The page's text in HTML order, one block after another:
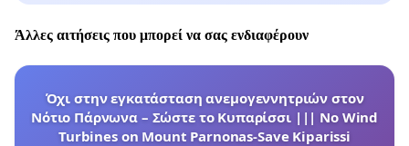
Άλλες αιτήσεις που μπορεί να σας ενδιαφέρουν
Όχι στην εγκατάσταση ανεμογεννητριών στον
Νότιο Πάρνωνα – Σώστε το Κυπαρίσσι ||| No Wind
Turbines on Mount Parnonas-Save Kiparissi